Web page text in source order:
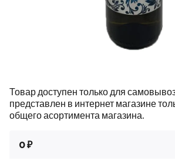
Товар доступен только для
представлен в интернет магазине
общего асортимента магазина.
0 ₽